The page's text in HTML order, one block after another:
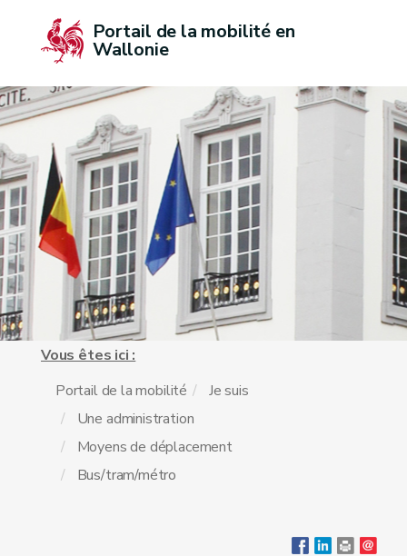
Portail de la mobilité en
Wallonie
Vous êtes ici :
Portail de la mobilité
Je suis
Une administration
Moyens de déplacement
Bus/tram/métro